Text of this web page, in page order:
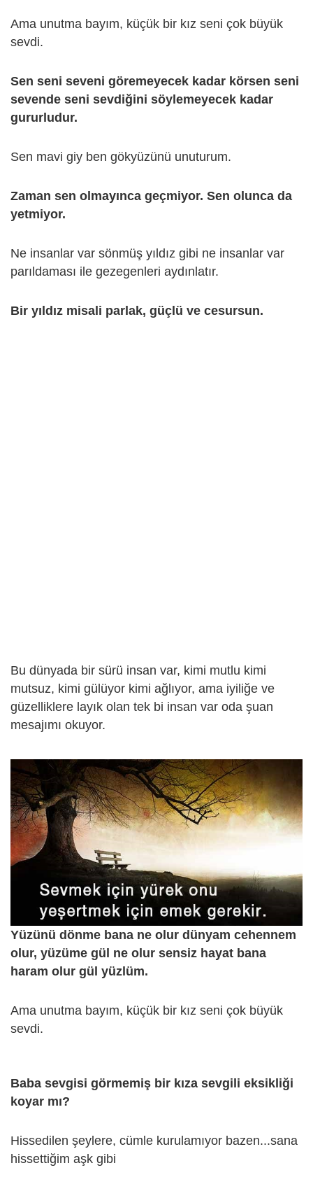
Ama unutma bayım, küçük bir kız seni çok büyük
sevdi.
Sen seni seveni göremeyecek kadar körsen seni
sevende seni sevdiğini söylemeyecek kadar
gururludur.
Sen mavi giy ben gökyüzünü unuturum.
Zaman sen olmayınca geçmiyor. Sen olunca da
yetmiyor.
Ne insanlar var sönmüş yıldız gibi ne insanlar var
parıldaması ile gezegenleri aydınlatır.
Bir yıldız misali parlak, güçlü ve cesursun.
Bu dünyada bir sürü insan var, kimi mutlu kimi
mutsuz, kimi gülüyor kimi ağlıyor, ama iyiliğe ve
güzelliklere layık olan tek bi insan var oda şuan
mesajımı okuyor.
Yüzünü dönme bana ne olur dünyam cehennem
olur, yüzüme gül ne olur sensiz hayat bana
haram olur gül yüzlüm.
Ama unutma bayım, küçük bir kız seni çok büyük
sevdi.
Baba sevgisi görmemiş bir kıza sevgili eksikliği
koyar mı?
Hissedilen şeylere, cümle kurulamıyor bazen...sana
hissettiğim aşk gibi